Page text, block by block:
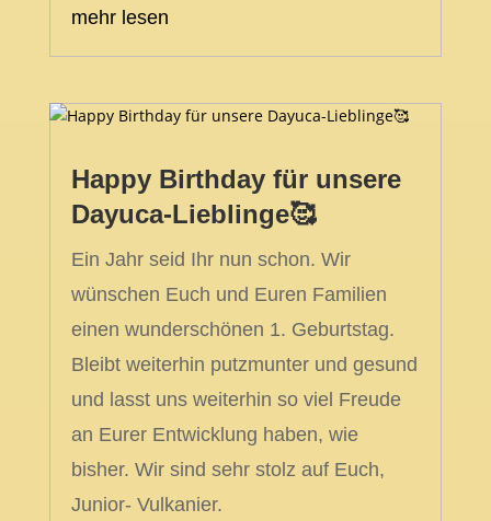
mehr lesen
Happy Birthday für unsere
Dayuca-Lieblinge🥰
Ein Jahr seid Ihr nun schon. Wir
wünschen Euch und Euren Familien
einen wunderschönen 1. Geburtstag.
Bleibt weiterhin putzmunter und gesund
und lasst uns weiterhin so viel Freude
an Eurer Entwicklung haben, wie
bisher. Wir sind sehr stolz auf Euch,
Junior- Vulkanier.